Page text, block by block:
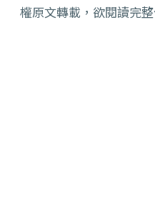
權原文轉載，欲閱讀完